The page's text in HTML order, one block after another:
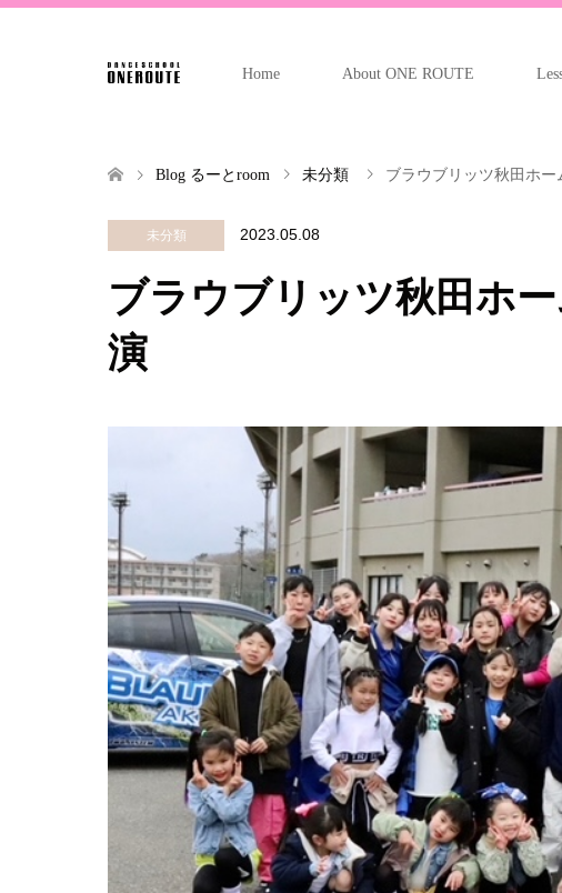
Home About ONE ROUTE
Blog るーとroom 未分類 ブラウブリッツ秋田ホ
未分類 2023.05.08
ブラウブリッツ秋田ホ
演